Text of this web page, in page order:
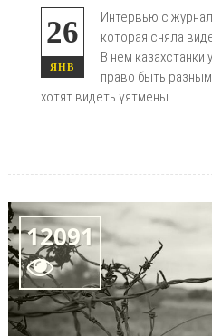
26
ЯНВ
Интервью с
которая сняла
В нем
право быть
хотят видеть ұятмены.
12091
